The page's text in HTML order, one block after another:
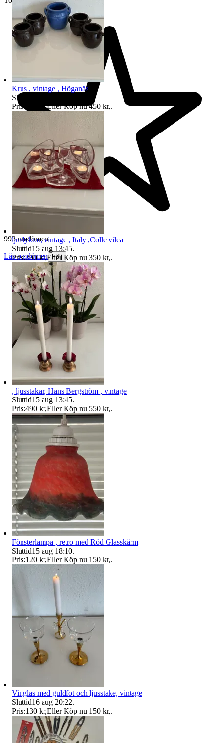
993 omdömen
Läs omdömen Följ
Krus , vintage , Höganäs
Sluttid
Pris:
390 kr,Eller Köp nu 450 kr,.
ljuslyktor, vintage , Italy ,Colle vilca
Sluttid15 aug 13:45.
Pris:290 kr,Eller Köp nu 350 kr,.
, ljusstakar, Hans Bergström , vintage
Sluttid15 aug 13:45.
Pris:490 kr,Eller Köp nu 550 kr,.
Fönsterlampa , retro med Röd Glasskärm
Sluttid15 aug 18:10.
Pris:120 kr,Eller Köp nu 150 kr,.
Vinglas med guldfot och ljusstake, vintage
Sluttid16 aug 20:22.
Pris:130 kr,Eller Köp nu 150 kr,.